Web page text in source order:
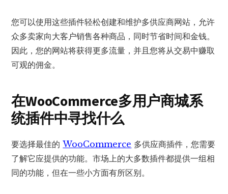
您可以使用这些插件轻松创建和维护多供应商网站，允许
众多卖家向大客户销售各种商品，同时节省时间和金钱。
因此，您的网站将获得更多流量，并且您将从交易中赚取
可观的佣金。
在WooCommerce多用户商城系
统插件中寻找什么
要选择最佳的WooCommerce 多供应商插件，您需要
了解它应提供的功能。市场上的大多数插件都提供一组相
同的功能，但在一些小方面有所区别。